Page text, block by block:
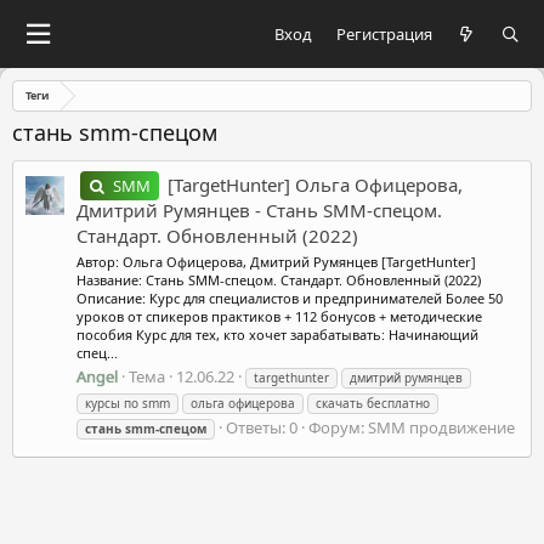
Вход Регистрация
Теги
стань smm-спецом
SMM
[TargetHunter] Ольга Офицерова,
Дмитрий Румянцев - Стань SMM-спецом.
Стандарт. Обновленный (2022)
Автор: Ольга Офицерова, Дмитрий Румянцев [TargetHunter]
Название: Стань SMM-спецом. Стандарт. Обновленный (2022)
Описание: Курс для специалистов и предпринимателей Более 50
уроков от спикеров практиков + 112 бонусов + методические
пособия Курс для тех, кто хочет зарабатывать: Начинающий
спец...
Angel Тема 12.06.22 targethunter
дмитрий румянцев
курсы по smm
ольга офицерова
скачать бесплатно
стань smm-спецом Ответы: 0 Форум: SMM продвижение